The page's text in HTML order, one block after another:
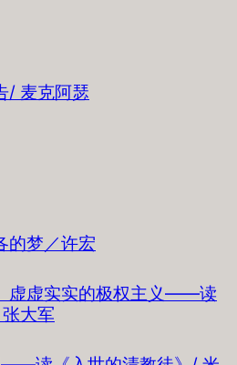
/ 麦克阿瑟
的梦／许宏
虚虚实实的极权主义——读
大军